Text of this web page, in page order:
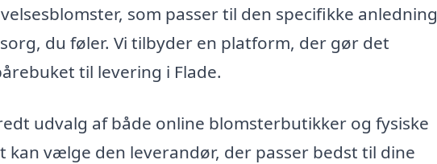
som passer til den specifikke anledning
du føler. Vi tilbyder en platform, der gør det
til levering i Flade.
udvalg af både online blomsterbutikker og fysiske
kan vælge den leverandør, der passer bedst til dine